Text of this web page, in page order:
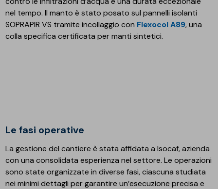
nel tempo. Il manto è stato posato sul pannelli isolanti
SOPRAPIR VS tramite incollaggio con Flexocol A89, una
colla specifica certificata per manti sintetici.
Le fasi operative
La gestione del cantiere è stata affidata a Isocaf, azienda
con una consolidata esperienza nel settore. Le operazioni
sono state organizzate in diverse fasi, ciascuna studiata
nei minimi dettagli per garantire un’esecuzione precisa e